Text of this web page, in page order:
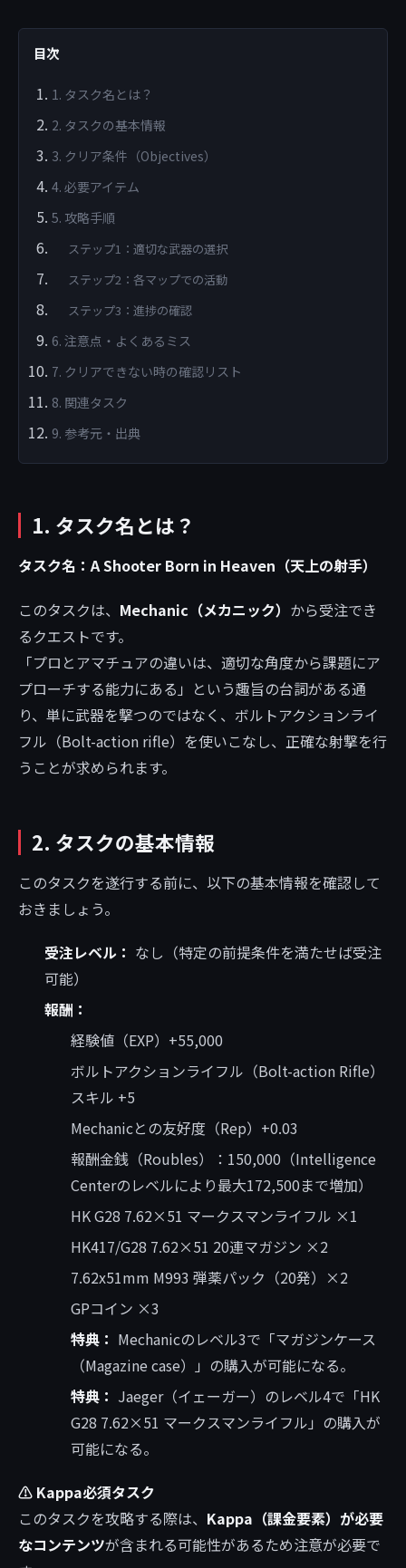
目次
1. タスク名とは？
2. タスクの基本情報
3. クリア条件（Objectives）
4. 必要アイテム
5. 攻略手順
ステップ1：適切な武器の選択
ステップ2：各マップでの活動
ステップ3：進捗の確認
6. 注意点・よくあるミス
7. クリアできない時の確認リスト
8. 関連タスク
9. 参考元・出典
1. タスク名とは？
タスク名：A Shooter Born in Heaven（天上の射手）
このタスクは、 Mechanic（メカニック） から受注でき
るクエストです。
「プロとアマチュアの違いは、適切な角度から課題にア
プローチする能力にある」という趣旨の台詞がある通
り、単に武器を撃つのではなく、ボルトアクションライ
フル（Bolt-action rifle）を使いこなし、正確な射撃を行
うことが求められます。
2. タスクの基本情報
このタスクを遂行する前に、以下の基本情報を確認して
おきましょう。
受注レベル： なし（特定の前提条件を満たせば受注
可能）
報酬：
経験値（EXP）+55,000
ボルトアクションライフル（Bolt-action Rifle）
スキル +5
Mechanicとの友好度（Rep）+0.03
報酬金銭（Roubles）：150,000（Intelligence
Centerのレベルにより最大172,500まで増加）
HK G28 7.62×51 マークスマンライフル ×1
HK417/G28 7.62×51 20連マガジン ×2
7.62x51mm M993 弾薬パック（20発）×2
GPコイン ×3
特典： Mechanicのレベル3で「マガジンケース
（Magazine case）」の購入が可能になる。
特典： Jaeger（イェーガー）のレベル4で「HK
G28 7.62×51 マークスマンライフル」の購入が
可能になる。
⚠️ Kappa必須タスク
このタスクを攻略する際は、 Kappa（課金要素）が必要
なコンテンツが含まれる可能性があるため注意が必要で